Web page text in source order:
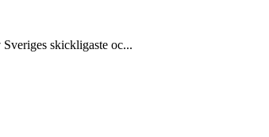
skickligaste oc...